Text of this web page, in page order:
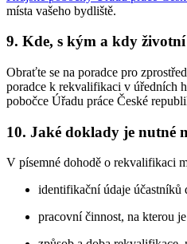
místa vašeho bydliště.
9. Kde, s kým a kdy
Obraťte se na poradce pro
poradce k rekvalifikaci v úředních
pobočce Úřadu práce České
10. Jaké doklady je nutné
V písemné dohodě o rekvalifikaci
identifikační údaje účastníků
pracovní činnost, na kterou